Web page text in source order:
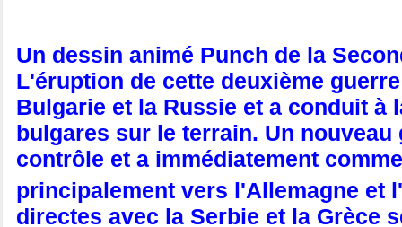
Un dessin animé Punch de la
L'éruption de cette deuxième
Bulgarie et la Russie et a conduit à
bulgares sur le terrain. Un
contrôle et a immédiatement
principalement vers l'Allemagne et
directes avec la Serbie et la Grèce